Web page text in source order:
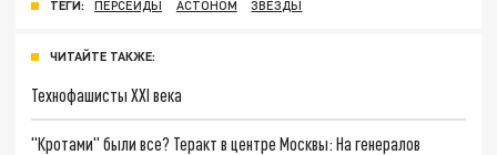
ТЕГИ: ПЕРСЕИДЫ АСТОНОМ ЗВЁЗДЫ
ЧИТАЙТЕ ТАКЖЕ:
Технофашисты XXI века
"Кротами" были все? Теракт в центре Москвы: На генералов